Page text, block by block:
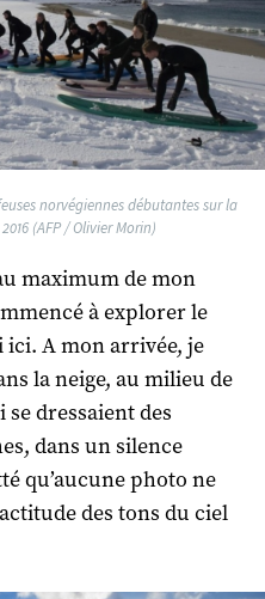
norvégiennes débutantes sur la
(AFP / Olivier Morin)
maximum de mon
à explorer le
ici. A mon arrivée, je
la neige, au milieu de
dressaient des
dans un silence
qu’aucune photo ne
des tons du ciel